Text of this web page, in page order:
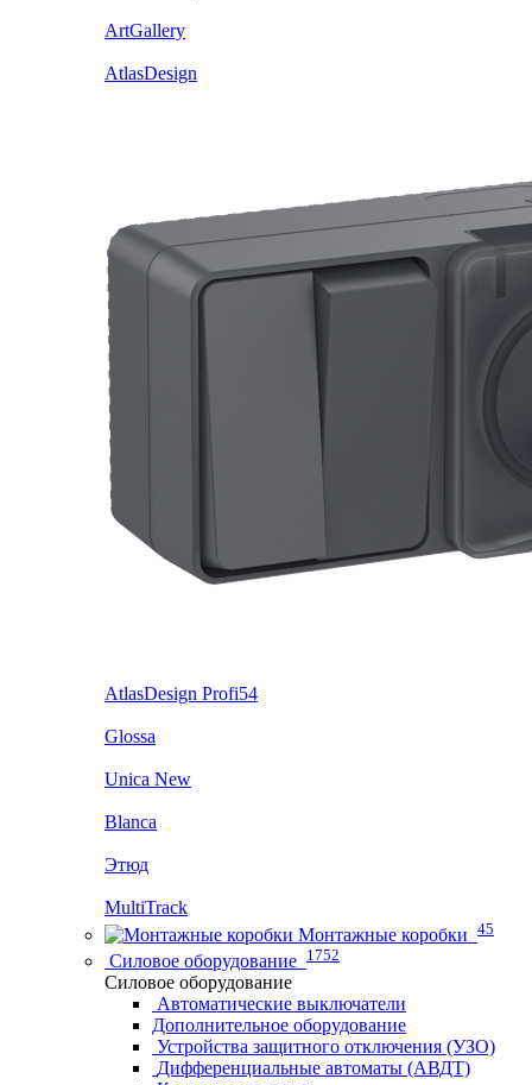
ArtGallery
AtlasDesign
AtlasDesign Profi54
Glossa
Unica New
Blanca
Этюд
MultiTrack
Монтажные коробки 45
Силовое оборудование 1752
Силовое оборудование
Автоматические выключатели
Дополнительное оборудование
Устройства защитного отключения (УЗО)
Дифференциальные автоматы (АВДТ)